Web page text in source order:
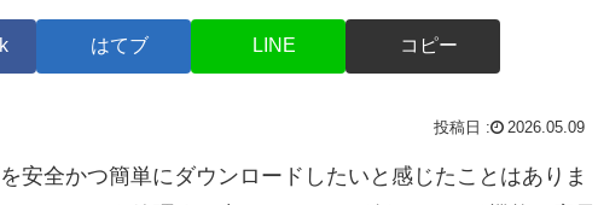
はてブ LINE コピー
2026.05.09
安全かつ簡単にダウンロードしたいと感じたことはありま